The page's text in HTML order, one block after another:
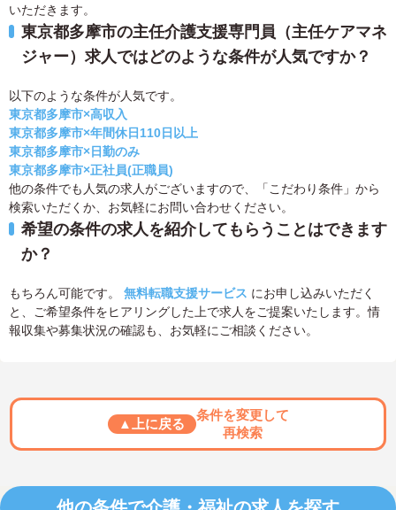
いただきます。
東京都多摩市の主任介護支援専門員（主任ケアマネ
ジャー）求人ではどのような条件が人気ですか？
以下のような条件が人気です。
東京都多摩市×高収入
東京都多摩市×年間休日110日以上
東京都多摩市×日勤のみ
東京都多摩市×正社員(正職員)
他の条件でも人気の求人がございますので、「こだわり条件」から
検索いただくか、お気軽にお問い合わせください。
希望の条件の求人を紹介してもらうことはできます
か？
もちろん可能です。 無料転職支援サービス にお申し込みいただく
と、ご希望条件をヒアリングした上で求人をご提案いたします。情
報収集や募集状況の確認も、お気軽にご相談ください。
▲上に戻る
条件を変更して
再検索